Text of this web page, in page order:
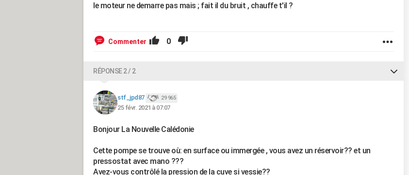
le moteur ne demarre pas mais ; fait il du bruit , chauffe t'il ?
Commenter 0
RÉPONSE 2 / 2
stf_jpd87 29 965
25 févr. 2021 à 07:07
Bonjour La Nouvelle Calédonie
Cette pompe se trouve où: en surface ou immergée , vous avez un réservoir?? et un
pressostat avec mano ???
Avez-vous contrôlé la pression de la cuve si vessie??